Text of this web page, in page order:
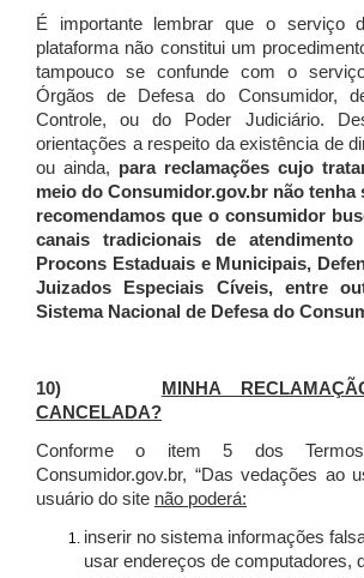
É importante lembrar que o serviço
plataforma não constitui um
tampouco se confunde com o
Órgãos de Defesa do Consumidor,
Controle, ou do Poder Judiciário.
orientações a respeito da existência de
ou ainda, para reclamações cujo
meio do Consumidor.gov.br não
recomendamos que o consumidor
canais tradicionais de
Procons Estaduais e Municipais,
Juizados Especiais Cíveis, entre
Sistema Nacional de Defesa do
10)
MINHA
CANCELADA?
Conforme o item 5 dos
Consumidor.gov.br, “Das vedações ao
usuário do site não poderá:
inserir no sistema informações
usar endereços de computadores,